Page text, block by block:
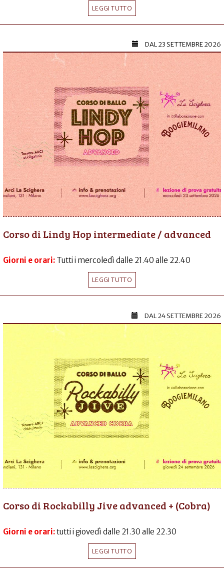
LEGGI TUTTO
DAL23 SETTEMBRE 2026
Corso di Lindy Hop intermediate / advanced
Giorni e orari: Tutti i mercoledì dalle 21.40 alle 22.40
LEGGI TUTTO
DAL24 SETTEMBRE 2026
Corso di Rockabilly Jive advanced + (Cobra)
Giorni e orari:tutti i giovedì dalle 21.30 alle 22.30
LEGGI TUTTO